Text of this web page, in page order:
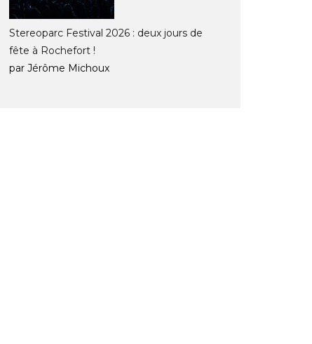
Stereoparc Festival 2026 : deux jours de
fête à Rochefort !
par Jérôme Michoux